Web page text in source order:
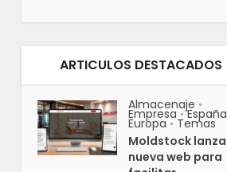
ARTICULOS DESTACADOS
Almacenaje •
Empresa • España
Europa • Temas
Moldstock lanza
nueva web para